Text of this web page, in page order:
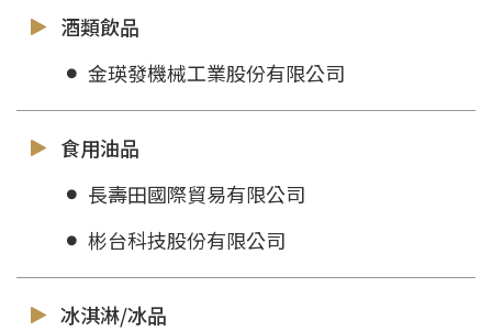
酒類飲品
金瑛發機械工業股份有限公司
食用油品
長壽田國際貿易有限公司
彬台科技股份有限公司
冰淇淋/冰品